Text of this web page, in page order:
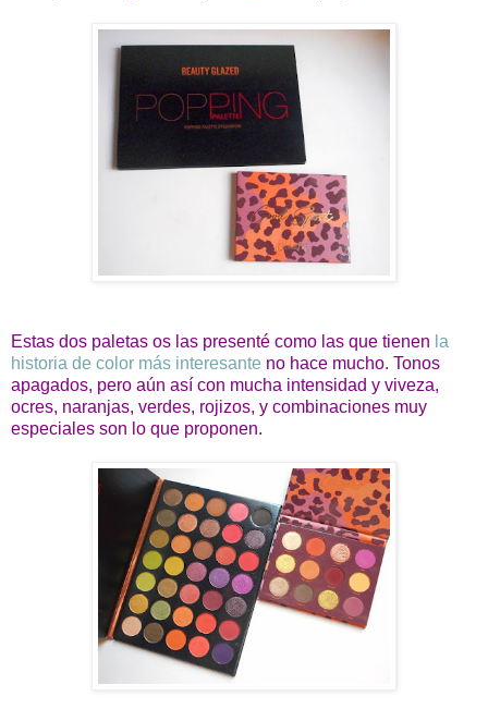
Estas dos paletas os las presenté como las que tienen la
historia de color más interesante no hace mucho. Tonos
apagados, pero aún así con mucha intensidad y viveza,
ocres, naranjas, verdes, rojizos, y combinaciones muy
especiales son lo que proponen.